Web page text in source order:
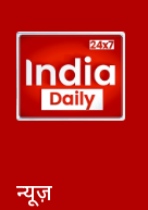
न्यूज़